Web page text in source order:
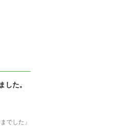
した。
でした」